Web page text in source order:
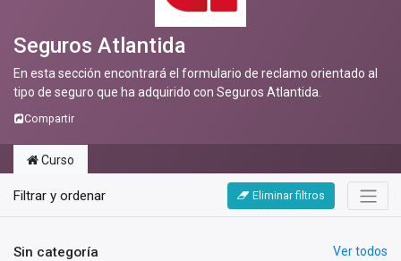
Seguros Atlantida
En esta sección encontrará el formulario de reclamo orientado al
tipo de seguro que ha adquirido con Seguros Atlantida.
Compartir
Curso
Filtrar y ordenar Eliminar filtros
Sin categoría Ver todos